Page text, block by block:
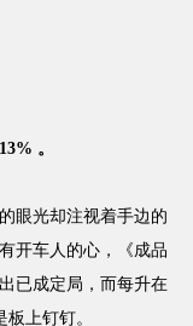
。
眼光却注视着手边的
开车人的心，《成品
已成定局，而每升在
上钉钉。